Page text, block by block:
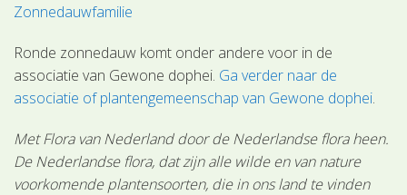
Zonnedauwfamilie
Ronde zonnedauw komt onder andere voor in de
associatie van Gewone dophei. Ga verder naar de
associatie of plantengemeenschap van Gewone dophei.
Met Flora van Nederland door de Nederlandse flora heen.
De Nederlandse flora, dat zijn alle wilde en van nature
voorkomende plantensoorten, die in ons land te vinden